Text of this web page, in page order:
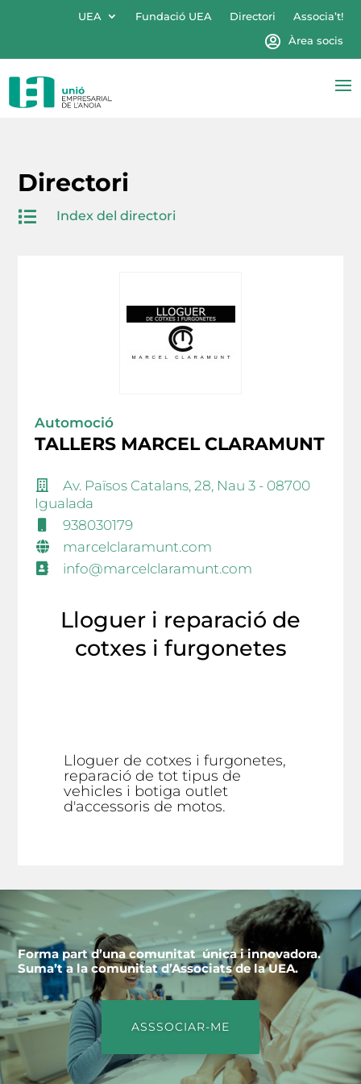
UEA Fundació UEA Directori
Associa’t!
Àrea socis
Directori
 Index del directori
Automoció
TALLERS MARCEL CLARAMUNT
Av. Països Catalans, 28, Nau 3 - 08700
Igualada
938030179
marcelclaramunt.com
info@marcelclaramunt.com
Lloguer i reparació de
cotxes i furgonetes
Lloguer de cotxes i furgonetes,
reparació de tot tipus de
vehicles i botiga outlet
d'accessoris de motos.
Forma part d’una comunitat única i innovadora.
Suma’t a la comunitat d’Associats de la UEA.
ASSSOCIAR-ME